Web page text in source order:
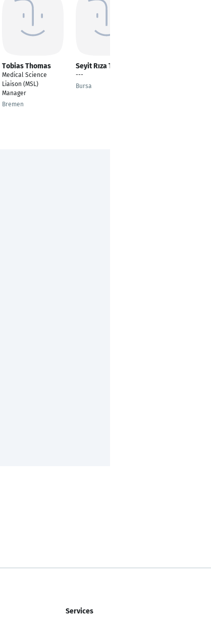
Tobias Thomas
Medical Science
Liaison (MSL)
Manager
Bremen
Seyit Rıza TOKGÖZ
---
Bursa
Services